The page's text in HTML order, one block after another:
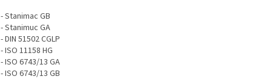
- Stanimac GB
- Stanimuc GA
- DIN 51502 CGLP
- ISO 11158 HG
- ISO 6743/13 GA
- ISO 6743/13 GB